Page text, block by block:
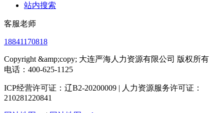
站内搜索
客服老师
18841170818
Copyright &amp;copy; 大连严海人力资源有限公司 版权所有
电话：400-625-1125
ICP经营许可证：辽B2-20200009 | 人力资源服务许可证：
210281220841